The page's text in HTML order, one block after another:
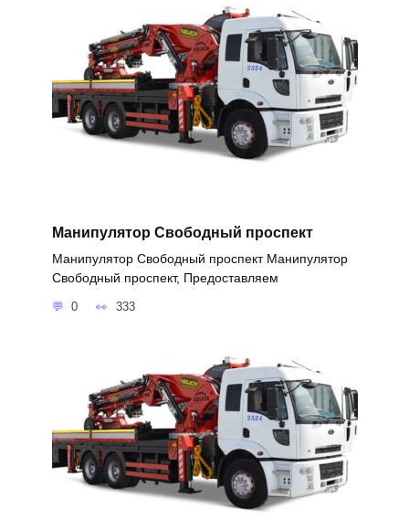
Манипулятор Свободный проспект
Манипулятор Свободный проспект Манипулятор
Свободный проспект, Предоставляем
0 333